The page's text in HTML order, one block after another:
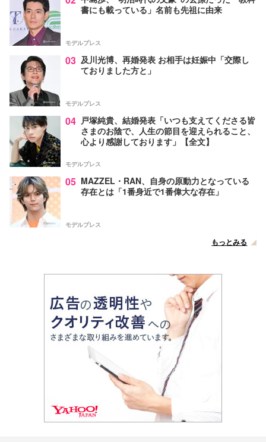
書にも載っている」名前も先祖に由来
モデルプレス
03 及川光博、再婚発表 お相手は妊娠中「交際し
ておりました方と」
モデルプレス
04 戸塚純貴、結婚発表「いつも支えてくださる皆
さまのお陰で、人生の節目を迎えられること、
心より感謝しております」【全文】
モデルプレス
05 MAZZEL・RAN、自身の原動力となっている
存在とは「1番身近で1番偉大な存在」
モデルプレス
もっとみる